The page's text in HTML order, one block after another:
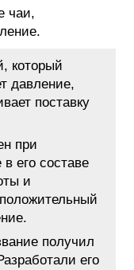
чаи,
который
давление,
поставку
при
его составе
и
получил
его